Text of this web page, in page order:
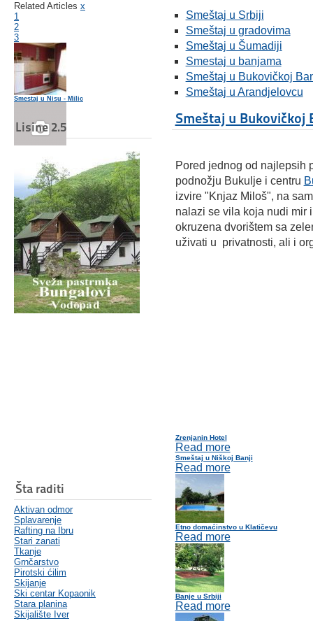
Related Articles x
1
2
3
Smestaj u Nisu - Milic
Smestaj u Topoli
Smeštaj u Ivanjici
Lisine 2.5
Šta raditi
Aktivan odmor
Splavarenje
Rafting na Ibru
Stari zanati
Tkanje
Grnčarstvo
Pirotski ćilim
Skijanje
Ski centar Kopaonik
Stara planina
Skijalište Iver
Smeštaj u Srbiji
Smeštaj u gradovima
Smeštaj u Šumadiji
Smestaj u banjama
Smeštaj u Bukovičkoj
Smeštaj u Arandjelovcu
Smeštaj u Bukovičkoj
Pored jednog od najlepsih
podnožju Bukulje i centru
izvire "Knjaz Miloš", na
nalazi se vila koja nudi mir
okruzena dvorištem sa
uživati u privatnosti, ali i
Zrenjanin Hotel
Read more
Smeštaj u Niškoj Banji
Read more
Etno domaćinstvo u Klatičevu
Read more
Banje u Srbiji
Read more